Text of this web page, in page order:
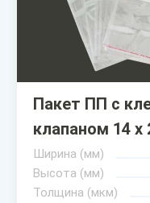
Пакет ПП с
клапаном 14 х
Ширина (мм)
Высота (мм)
Толщина (мкм)